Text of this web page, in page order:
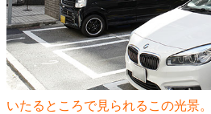
いたるところで見られるこの光景